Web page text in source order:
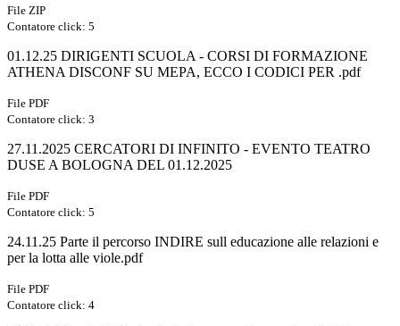
File ZIP
Contatore click: 5
01.12.25 DIRIGENTI SCUOLA - CORSI DI FORMAZIONE
ATHENA DISCONF SU MEPA, ECCO I CODICI PER .pdf
File PDF
Contatore click: 3
27.11.2025 CERCATORI DI INFINITO - EVENTO TEATRO
DUSE A BOLOGNA DEL 01.12.2025
File PDF
Contatore click: 5
24.11.25 Parte il percorso INDIRE sull educazione alle relazioni e
per la lotta alle viole.pdf
File PDF
Contatore click: 4